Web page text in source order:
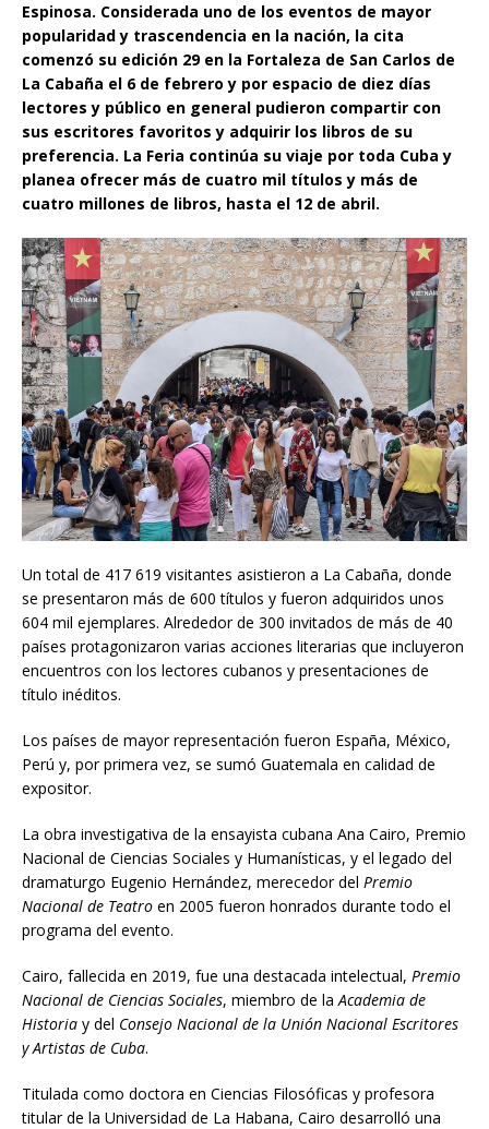
Espinosa. Considerada uno de los eventos de mayor
popularidad y trascendencia en la nación, la cita
comenzó su edición 29 en la Fortaleza de San Carlos de
La Cabaña el 6 de febrero y por espacio de diez días
lectores y público en general pudieron compartir con
sus escritores favoritos y adquirir los libros de su
preferencia. La Feria continúa su viaje por toda Cuba y
planea ofrecer más de cuatro mil títulos y más de
cuatro millones de libros, hasta el 12 de abril.
Un total de 417 619 visitantes asistieron a La Cabaña, donde
se presentaron más de 600 títulos y fueron adquiridos unos
604 mil ejemplares. Alrededor de 300 invitados de más de 40
países protagonizaron varias acciones literarias que incluyeron
encuentros con los lectores cubanos y presentaciones de
título inéditos.
Los países de mayor representación fueron España, México,
Perú y, por primera vez, se sumó Guatemala en calidad de
expositor.
La obra investigativa de la ensayista cubana Ana Cairo, Premio
Nacional de Ciencias Sociales y Humanísticas, y el legado del
dramaturgo Eugenio Hernández, merecedor del Premio
Nacional de Teatro en 2005 fueron honrados durante todo el
programa del evento.
Cairo, fallecida en 2019, fue una destacada intelectual, Premio
Nacional de Ciencias Sociales, miembro de la Academia de
Historia y del Consejo Nacional de la Unión Nacional Escritores
y Artistas de Cuba.
Titulada como doctora en Ciencias Filosóficas y profesora
titular de la Universidad de La Habana, Cairo desarrolló una